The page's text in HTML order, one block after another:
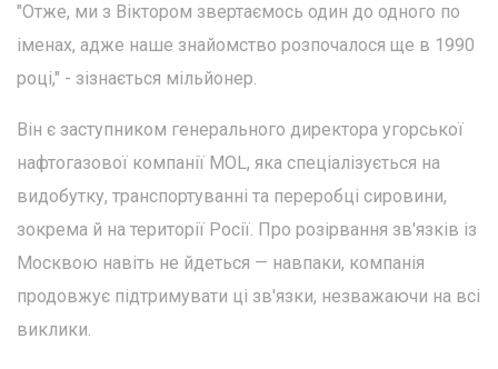
"Отже, ми з Віктором звертаємось один до одного по
іменах, адже наше знайомство розпочалося ще в 1990
році," - зізнається мільйонер.
Він є заступником генерального директора угорської
нафтогазової компанії MOL, яка спеціалізується на
видобутку, транспортуванні та переробці сировини,
зокрема й на території Росії. Про розірвання зв'язків із
Москвою навіть не йдеться — навпаки, компанія
продовжує підтримувати ці зв'язки, незважаючи на всі
виклики.